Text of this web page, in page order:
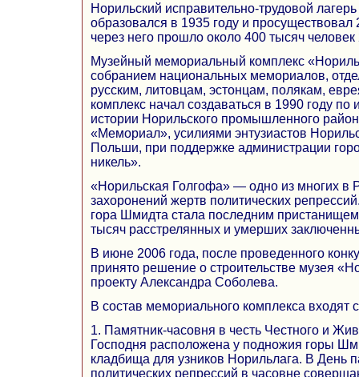
Норильский исправительно-трудовой
образовался в 1935 году и просуществовал
через него прошло около 400 тысяч
Музейный мемориальный комплекс
собранием национальных мемориалов,
русским, литовцам, эстонцам, полякам,
комплекс начал создаваться в 1990 году по
истории Норильского промышленного
«Мемориал», усилиями энтузиастов
Польши, при поддержке администрации
никель».
«Норильская Голгофа» — одно из многих в
захоронений жертв политических
гора Шмидта стала последним
тысяч расстрелянных и умерших
В июне 2006 года, после проведенного
принято решение о строительстве музея
проекту Александра Соболева.
В состав мемориального комплекса входят
1. Памятник-часовня в честь Честного и
Господня расположена у подножия горы
кладбища для узников Норильлага. В День
политических репрессий в часовне